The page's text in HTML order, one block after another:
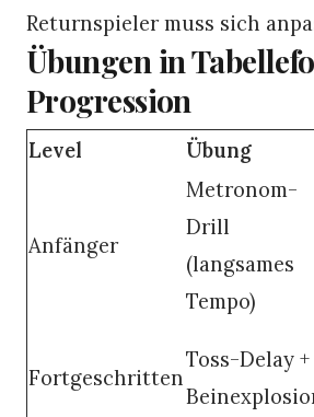
Returnspieler muss sich
Übungen in
Progression
Level Übung
Anfänger
Metronom-
Drill
(langsames
Tempo)
Fortgeschritten
Toss-Delay +